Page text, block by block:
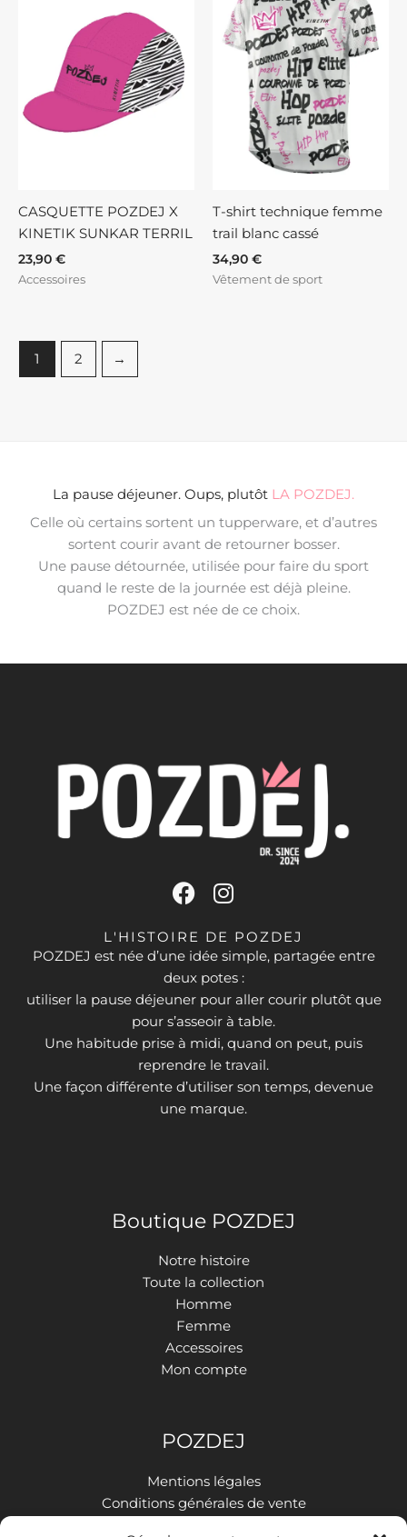
CASQUETTE POZDEJ X
KINETIK SUNKAR TERRIL
23,90 €
Accessoires
T-shirt technique femme
trail blanc cassé
34,90 €
Vêtement de sport
1 2 →
La pause déjeuner. Oups, plutôt LA POZDEJ.
Celle où certains sortent un tupperware, et d’autres
sortent courir avant de retourner bosser.
Une pause détournée, utilisée pour faire du sport
quand le reste de la journée est déjà pleine.
POZDEJ est née de ce choix.
F
c
e
b
o
o
k
I
s
t
a
g
r
a
m
L'HISTOIRE DE POZDEJ
POZDEJ est née d’une idée simple, partagée entre
deux potes :
utiliser la pause déjeuner pour aller courir plutôt que
pour s’asseoir à table.
Une habitude prise à midi, quand on peut, puis
reprendre le travail.
Une façon différente d’utiliser son temps, devenue
une marque.
Boutique POZDEJ
Notre histoire
Toute la collection
Homme
Femme
Accessoires
Mon compte
POZDEJ
Mentions légales
Conditions générales de vente